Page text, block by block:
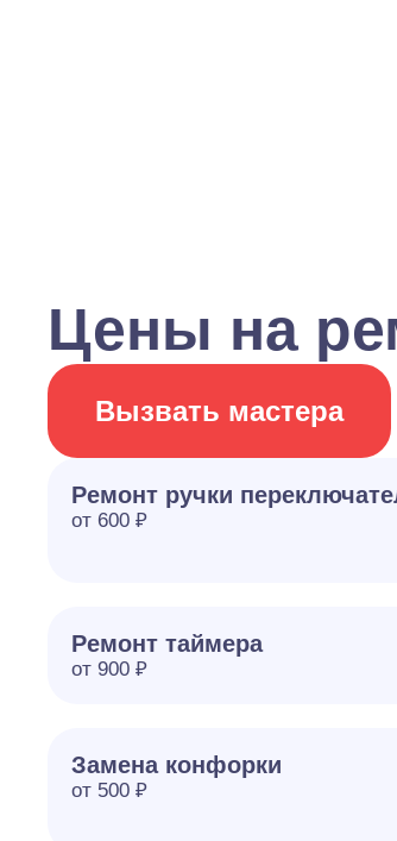
Цены на
Вызвать мастера
Ремонт ручки
от 600 ₽
Ремонт таймера
от 900 ₽
Замена конфорки
от 500 ₽